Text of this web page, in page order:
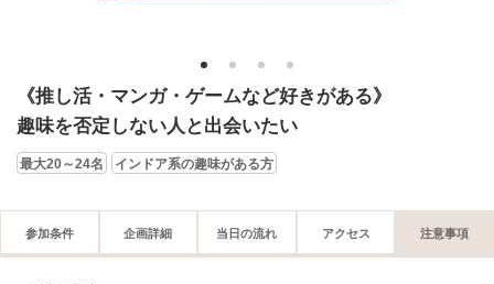
1 2 3 4
《推し活・マンガ・ゲームなど好きがある》
趣味を否定しない人と出会いたい
最大20～24名 インドア系の趣味がある方
参加条件 企画詳細 当日の流れ アクセス 注意事項